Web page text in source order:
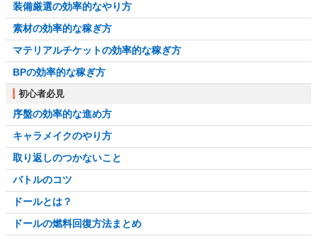
装備厳選の効率的なやり方
素材の効率的な稼ぎ方
マテリアルチケットの効率的な稼ぎ方
BPの効率的な稼ぎ方
初心者必見
序盤の効率的な進め方
キャラメイクのやり方
取り返しのつかないこと
バトルのコツ
ドールとは？
ドールの燃料回復方法まとめ